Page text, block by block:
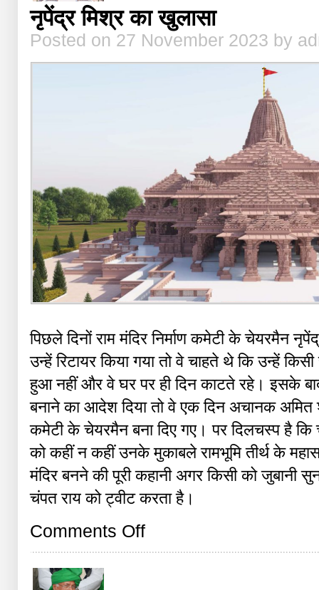
नृपेंद्र मिश्र का खुलासा
Posted on 27 November 2023 by
पिछले दिनों राम मंदिर निर्माण कमेटी के चेयरमैन
उन्हें रिटायर किया गया तो वे चाहते थे कि उन्हें
हुआ नहीं और वे घर पर ही दिन काटते रहे। इसके
बनाने का आदेश दिया तो वे एक दिन अचानक
कमेटी के चेयरमैन बना दिए गए। पर दिलचस्प है कि
को कहीं न कहीं उनके मुकाबले रामभूमि तीर्थ के
मंदिर बनने की पूरी कहानी अगर किसी को जुबानी
चंपत राय को ट्वीट करता है।
Comments Offon
मिश्र